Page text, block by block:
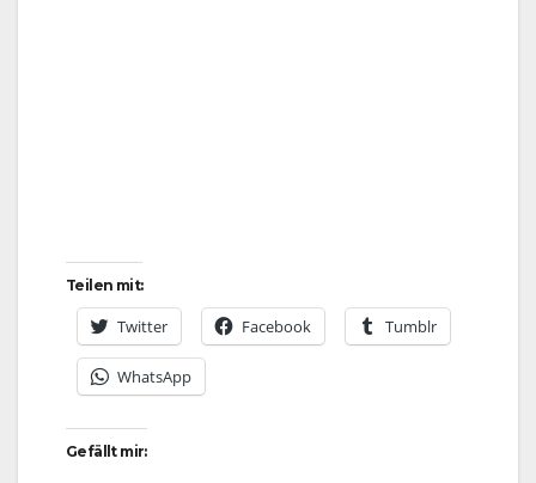
Teilen mit:
Twitter Facebook Tumblr
WhatsApp
Gefällt mir: